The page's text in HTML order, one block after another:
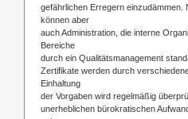
gefährlichen Erregern einzudämmen.
können aber
auch Administration, die interne
Bereiche
durch ein Qualitätsmanagement
Zertifikate werden durch
Einhaltung
der Vorgaben wird regelmäßig
unerheblichen bürokratischen